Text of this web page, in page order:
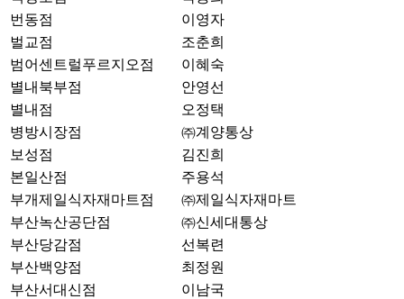
번동점
이영자
벌교점
조춘희
범어센트럴푸르지오점
이혜숙
별내북부점
안영선
별내점
오정택
병방시장점
㈜계양통상
보성점
김진희
본일산점
주용석
부개제일식자재마트점
㈜제일식자재마트
부산녹산공단점
㈜신세대통상
부산당감점
선복련
부산백양점
최정원
부산서대신점
이남국